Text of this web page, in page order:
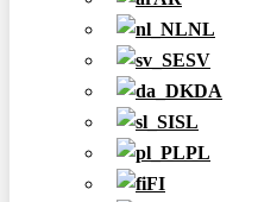
NL
SV
DA
SL
PL
FI